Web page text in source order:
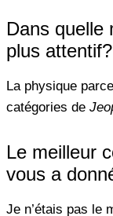
Dans quelle
plus attentif?
La physique
catégories de
Le meilleur
vous a
Je n’étais pas le